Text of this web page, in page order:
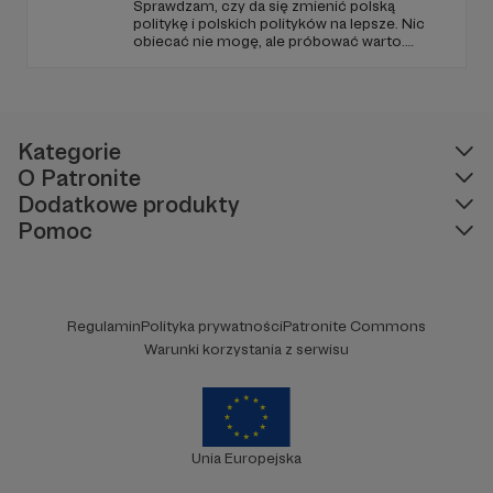
działaczka feministyczna i edukatorka
antyprzemocowa, zawodowo związana z III
sektorem. Współorganizowałam demonstracje,
występowałam w teatrze, a teraz koordynuję
Sprawdzam, czy da się zmienić polską
politykę i polskich polityków na lepsze. Nic
obiecać nie mogę, ale próbować warto.
Kategorie
O Patronite
Dodatkowe produkty
Pomoc
RegulaminPolityka prywatnościPatronite Commons
Warunki korzystania z serwisu
Unia Europejska